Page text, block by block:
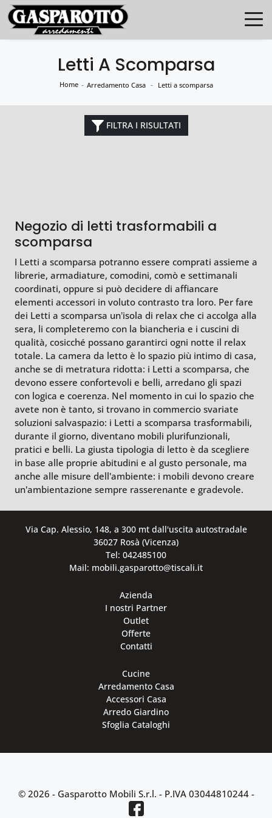
Letti A Scomparsa
Home - Arredamento Casa - Letti a scomparsa
FILTRA I RISULTATI
Negozio di letti trasformabili a
scomparsa
I Letti a scomparsa potranno essere comprati assieme a
librerie, armadiature, comodini, comò e settimanali
coordinati, oppure si può decidere di affiancare
elementi accessori in voluto contrasto tra loro. Per fare
dei Letti a scomparsa un’isola di relax che ci accolga alla
sera, li completeremo con la biancheria e i cuscini di
qualità, cosicché possano garantirci ogni notte il relax
totale. La camera da letto è lo spazio più intimo di casa,
anche se di metratura ridotta: i Letti a scomparsa, che
devono essere confortevoli e belli, arredano gli spazi
con logica e coerenza. Nel momento in cui lo spazio che
avete non è tanto, si trovano in commercio svariate
soluzioni salvaspazio: i Letti a scomparsa trasformabili,
durante il giorno, diventano mobili plurifunzionali,
pratici e belli. La giusta tipologia di letto è da scegliere
in base alle proprie abitudini e al gusto personale, ma
anche alle misure dell'ambiente: i mobili devono creare
un'ambientazione sempre rasserenante e gradevole.
Via Cap. Alessio, 148, a 300 mt dall'uscita autostradale
36027 Rosà (Vicenza)
Tel: 042485100
Mail: mobili.gasparotto@tiscali.it
Azienda
I nostri Partner
Outlet
Offerte
Contatti
Cucine
Arredamento Casa
Accessori Casa
Arredo Giardino
Sfoglia Cataloghi
© 2026 - Gasparotto Mobili S.r.l. - P.IVA 03044810244-